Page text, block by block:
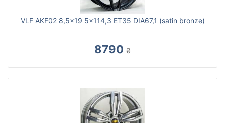
VLF AKF02 8,5x19 5x114,3 ET35 DIA67,1 (satin bronze)
8790 ₴